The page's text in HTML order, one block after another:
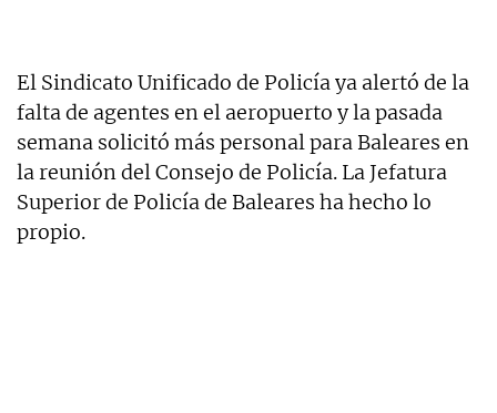
El Sindicato Unificado de Policía ya alertó de la
falta de agentes en el aeropuerto y la pasada
semana solicitó más personal para Baleares en
la reunión del Consejo de Policía. La Jefatura
Superior de Policía de Baleares ha hecho lo
propio.